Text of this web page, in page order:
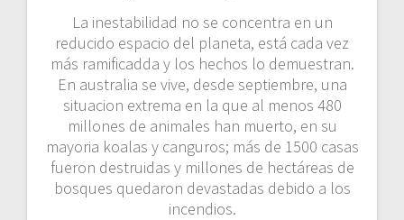
La inestabilidad no se concentra en un
reducido espacio del planeta, está cada vez
más ramificadda y los hechos lo demuestran.
En australia se vive, desde septiembre, una
situacion extrema en la que al menos 480
millones de animales han muerto, en su
mayoria koalas y canguros; más de 1500 casas
fueron destruidas y millones de hectáreas de
bosques quedaron devastadas debido a los
incendios.